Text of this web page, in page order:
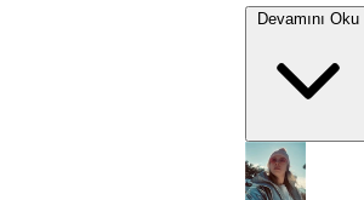
Devamını Oku